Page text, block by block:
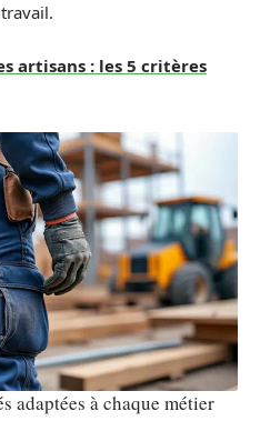
artisans : les 5 critères
adaptées à chaque métier